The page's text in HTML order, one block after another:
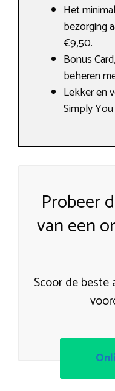
Het
bezorging
€9,50.
Bonus
beheren
Lekker en
Simply
Probeer
van een
Scoor de beste